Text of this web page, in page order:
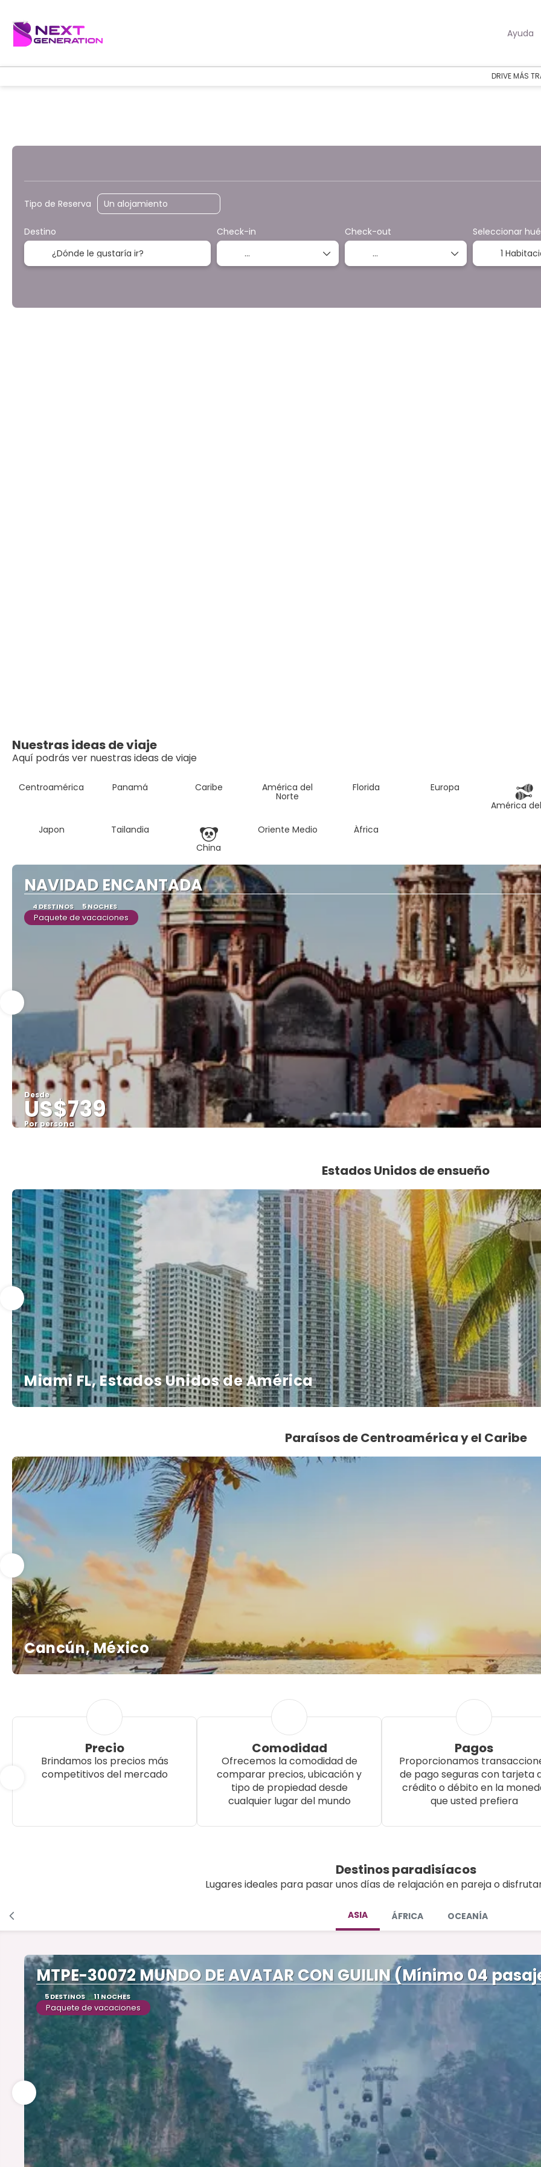
Ayuda
DRIVE MÁS
Tipo de Reserva
Destino Check-in Check-out
Seleccionar
1
Nuestras ideas de viaje
Aquí podrás ver nuestras ideas de viaje
Centroamérica Panamá Caribe América del
Norte
Florida
Europa
América
Japon
Tailandia
China
Oriente Medio África
NAVIDAD ENCANTADA
4 DESTINOS 5 NOCHES
Paquete de vacaciones
Desde
US$739
Por persona
Estados Unidos de ensueño
Miami FL, Estados Unidos de América
Paraísos de Centroamérica y el Caribe
Cancún, México
Precio
Brindamos los precios más
competitivos del mercado
Comodidad
Ofrecemos la comodidad de
comparar precios, ubicación y
tipo de propiedad desde
cualquier lugar del mundo
Pagos
Proporcionamos
de pago seguras con tarjeta
crédito o débito en la
que usted prefiera
Destinos paradisíacos
Lugares ideales para pasar unos días de relajación en pareja o
ASIA ÁFRICA OCEANÍA
MTPE-30072 MUNDO DE AVATAR CON GUILIN (Mínimo 04
5 DESTINOS 11 NOCHES
Paquete de vacaciones